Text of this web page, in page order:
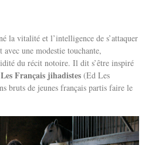
la vitalité et l’intelligence de s’attaquer
une modestie touchante,
du récit notoire. Il dit s’être inspiré
Les Français jihadistes (Ed Les
bruts de jeunes français partis faire le